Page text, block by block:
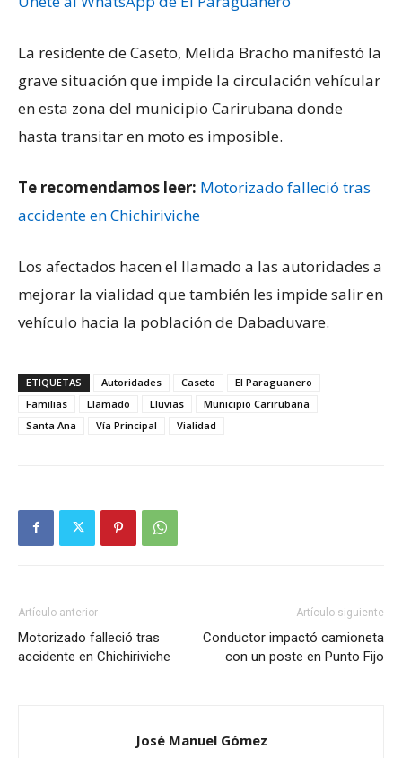
La residente de Caseto, Melida Bracho manifestó la
grave situación que impide la circulación vehícular
en esta zona del municipio Carirubana donde
hasta transitar en moto es imposible.
Te recomendamos leer: Motorizado falleció tras
accidente en Chichiriviche
Los afectados hacen el llamado a las autoridades a
mejorar la vialidad que también les impide salir en
vehículo hacia la población de Dabaduvare.
ETIQUETAS Autoridades Caseto
El Paraguanero
Familias
Llamado Lluvias
Municipio Carirubana
Santa Ana
Vía Principal Vialidad
Artículo anterior
Motorizado falleció tras
accidente en Chichiriviche
Artículo siguiente
Conductor impactó camioneta
con un poste en Punto Fijo
José Manuel Gómez